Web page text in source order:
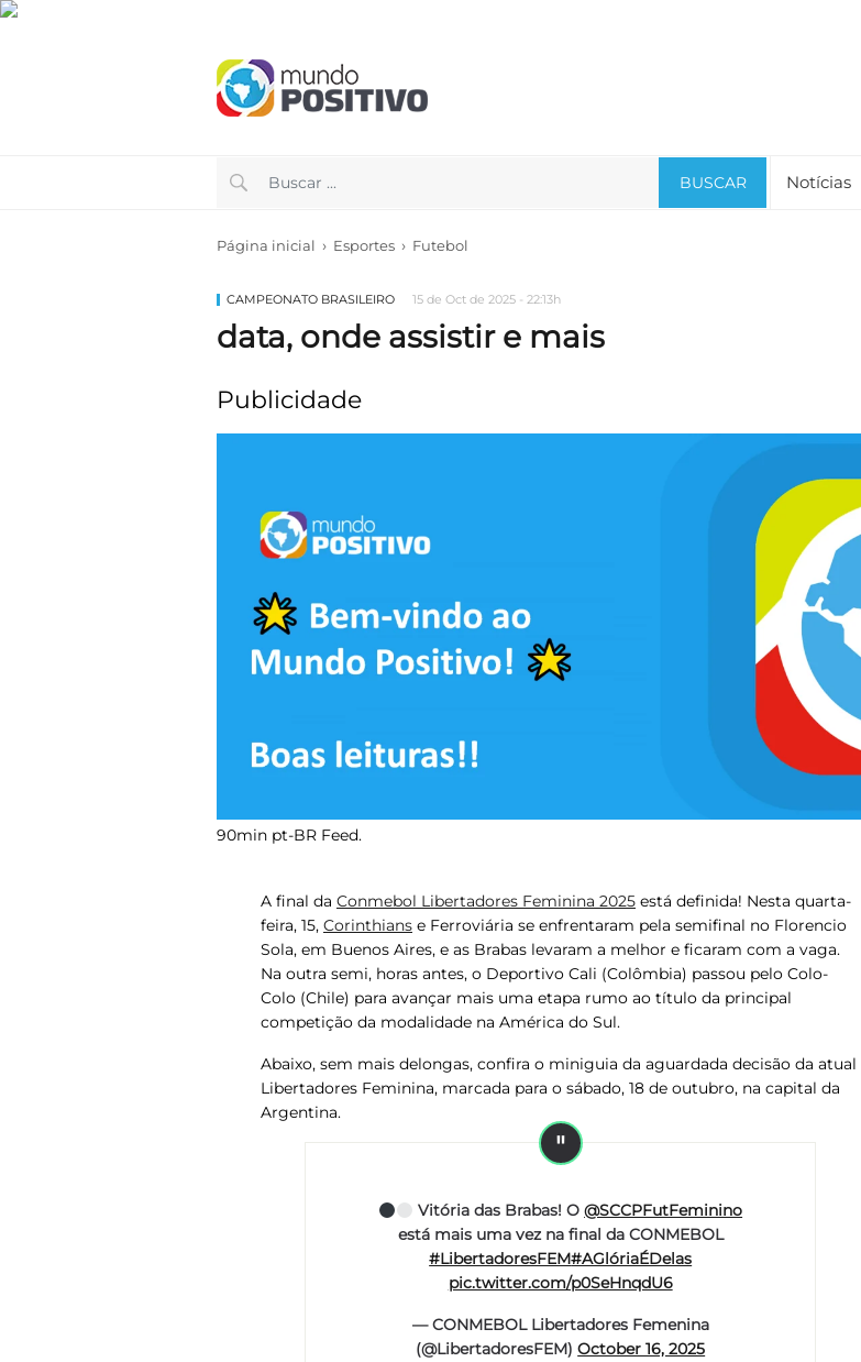
BUSCAR Notícias
Página inicial › Esportes › Futebol
CAMPEONATO BRASILEIRO 15 de Oct de 2025 - 22:13h
data, onde assistir e mais
Publicidade
90min pt-BR Feed.
A final da Conmebol Libertadores Feminina 2025 está definida! Nesta quarta-
feira, 15, Corinthians e Ferroviária se enfrentaram pela semifinal no Florencio
Sola, em Buenos Aires, e as Brabas levaram a melhor e ficaram com a vaga.
Na outra semi, horas antes, o Deportivo Cali (Colômbia) passou pelo Colo-
Colo (Chile) para avançar mais uma etapa rumo ao título da principal
competição da modalidade na América do Sul.
Abaixo, sem mais delongas, confira o miniguia da aguardada decisão da atual
Libertadores Feminina, marcada para o sábado, 18 de outubro, na capital da
Argentina.
Vitória das Brabas! O@SCCPFutFeminino
está mais uma vez na final da CONMEBOL
#LibertadoresFEM#AGlóriaÉDelas
pic.twitter.com/p0SeHnqdU6
— CONMEBOL Libertadores Femenina
(@LibertadoresFEM)October 16, 2025